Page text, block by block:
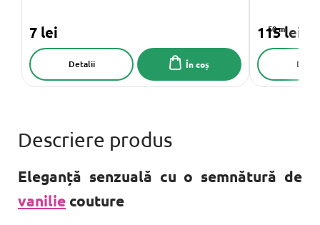
7 lei
În coș
Detalii
50 ml
115 lei
Eleganță senzuală cu o semnătură de
vanilie couture